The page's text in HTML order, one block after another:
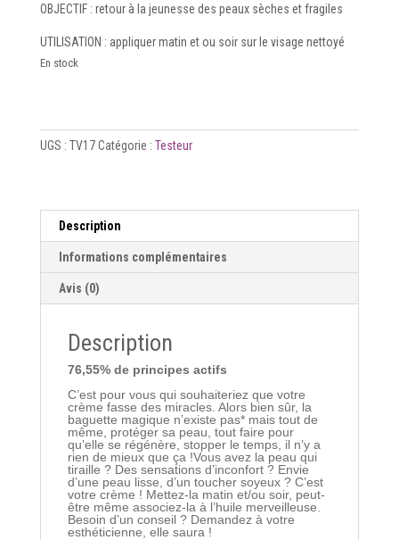
OBJECTIF : retour à la jeunesse des peaux sèches et fragiles
UTILISATION : appliquer matin et ou soir sur le visage nettoyé
En stock
UGS : TV17 Catégorie : Testeur
Description
Informations complémentaires
Avis (0)
Description
76,55% de principes actifs
C’est pour vous qui souhaiteriez que votre
crème fasse des miracles. Alors bien sûr, la
baguette magique n’existe pas* mais tout de
même, protéger sa peau, tout faire pour
qu’elle se régénère, stopper le temps, il n’y a
rien de mieux que ça !Vous avez la peau qui
tiraille ? Des sensations d’inconfort ? Envie
d’une peau lisse, d’un toucher soyeux ? C’est
votre crème ! Mettez-la matin et/ou soir, peut-
être même associez-la à l’huile merveilleuse.
Besoin d’un conseil ? Demandez à votre
esthéticienne, elle saura !